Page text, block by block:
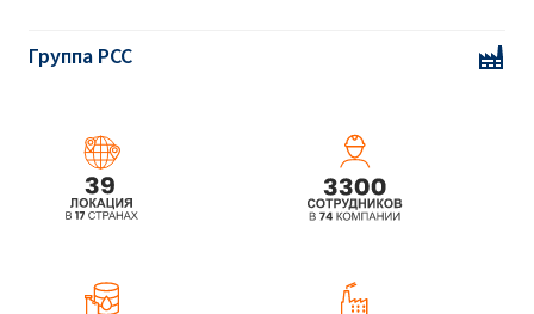
Группа PCCSULFOROKAnol®
Laureth Sulfate)
SULFOROKAnol® L227/1 (Sodium C12-C14
L270/1 (Sodium C12-C14